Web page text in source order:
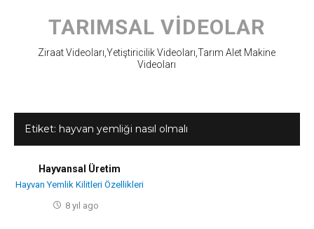
content
TARIMSAL VIDEOLAR
Ziraat Videoları,Yetiştiricilik Videoları,Tarım Alet Makine
Videoları
Etiket: hayvan yemliği nasıl olmalı
Hayvansal Üretim
Hayvan Yemlik Kilitleri Özellikleri
8 yıl ago